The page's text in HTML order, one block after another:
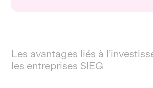
Les avantages liés à
les entreprises SIEG